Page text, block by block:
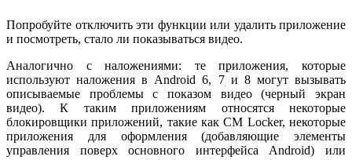
Попробуйте отключить эти функции или удалить приложение
и посмотреть, стало ли показываться видео.
Аналогично с наложениями: те приложения, которые
используют наложения в Android 6, 7 и 8 могут вызывать
описываемые проблемы с показом видео (черный экран
видео). К таким приложениям относятся некоторые
блокировщики приложений, такие как CM Locker, некоторые
приложения для оформления (добавляющие элементы
управления поверх основного интерфейса Android) или